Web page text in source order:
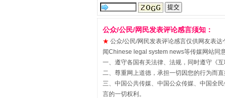
揭批美国五大"原罪"
公众/公民/网民发表评论感言须知：
★ 公众/公民/网民发表评论感言仅供网友表
闻Chinese legal system news等传媒网站同
一、遵守各国有关法律、法规，同时遵守《
二、尊重网上道德，承担一切因您的行为而直
三、中国公共传媒、中国公众传媒、中国全
言的一切权利。